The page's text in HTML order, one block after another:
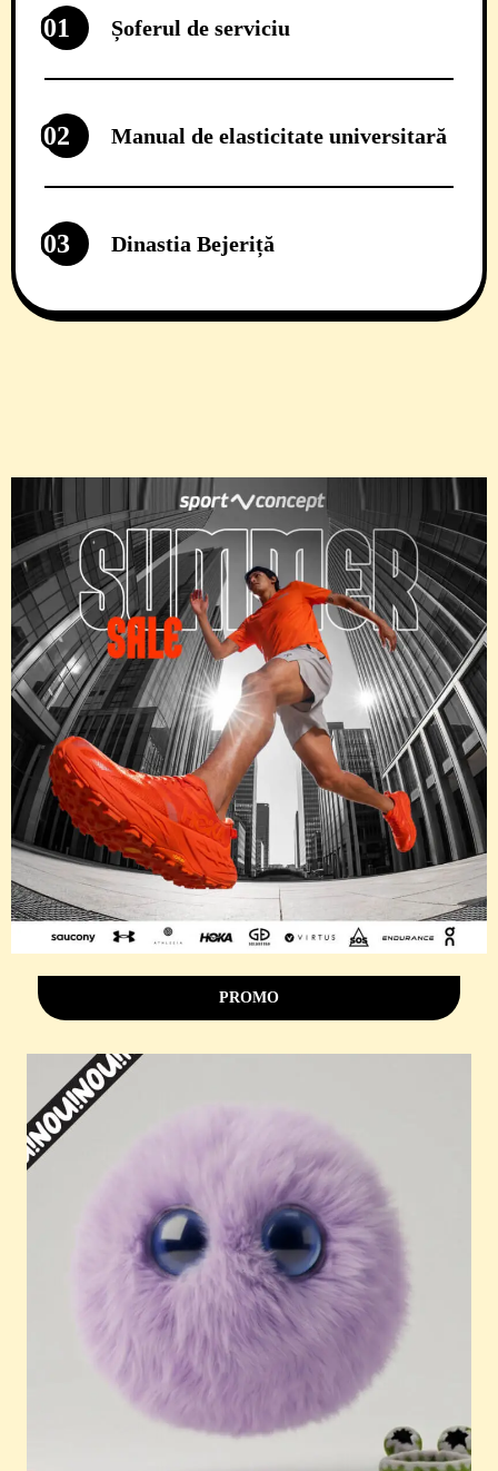
01 Șoferul de serviciu
02 Manual de elasticitate universitară
03 Dinastia Bejeriță
PROMO